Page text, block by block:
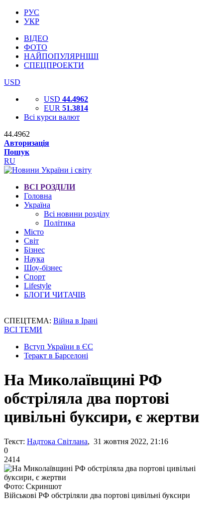
РУС
УКР
ВІДЕО
ФОТО
НАЙПОПУЛЯРНІШІ
СПЕЦПРОЕКТИ
USD
USD 44.4962
EUR 51.3814
Всі курси валют
44.4962
Авторизація
Пошук
RU
ВСІ РОЗДІЛИ
Головна
Україна
Всі новини розділу
Політика
Місто
Світ
Бізнес
Наука
Шоу-бізнес
Спорт
Lifestyle
БЛОГИ ЧИТАЧІВ
СПЕЦТЕМА: Війна в Ірані
ВСІ ТЕМИ
Вступ України в ЄС
Теракт в Барселоні
На Миколаївщині РФ
обстріляла два портові
цивільні буксири, є жертви
Текст: Надтока Світлана, 31 жовтня 2022, 21:16
0
2414
Фото: Скриншот
Військові РФ обстріляли два портові цивільні буксири